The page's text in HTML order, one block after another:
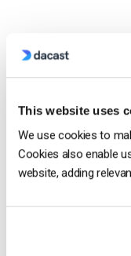
This website uses
We use cookies to
Cookies also enable
website, adding